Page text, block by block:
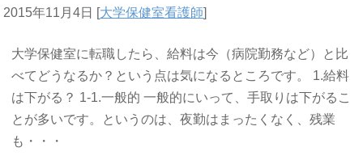
2015年11月4日 [大学保健室看護師]
大学保健室に転職したら、給料は今（病院勤務など）と比
べてどうなるか？という点は気になるところです。 1.給料
は下がる？ 1-1.一般的 一般的にいって、手取りは下がるこ
とが多いです。というのは、夜勤はまったくなく、残業
も・・・